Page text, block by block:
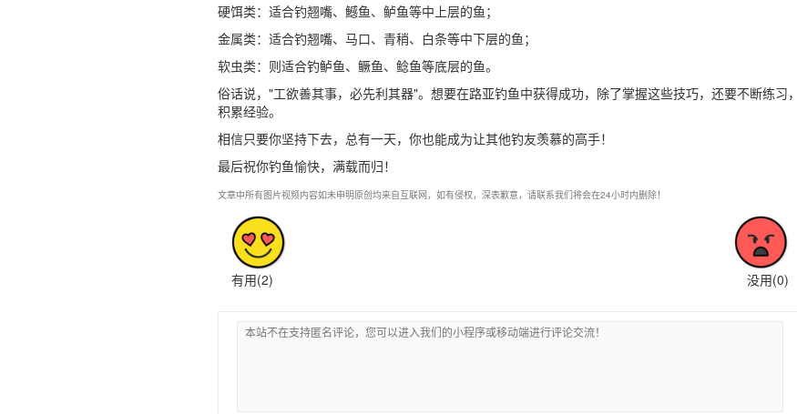
硬饵类：适合钓翘嘴、鱤鱼、鲈鱼等中上层的鱼；
金属类：适合钓翘嘴、马口、青稍、白条等中下层的鱼；
软虫类：则适合钓鲈鱼、鳜鱼、鲶鱼等底层的鱼。
俗话说，"工欲善其事，必先利其器"。想要在路亚钓鱼中获得成功，除了掌握这些技巧，还要不断练习，
积累经验。
相信只要你坚持下去，总有一天，你也能成为让其他钓友羡慕的高手！
最后祝你钓鱼愉快，满载而归！
文章中所有图片视频内容如未申明原创均来自互联网，如有侵权，深表歉意，请联系我们将会在24小时内删除！
有用(2) 没用(0)